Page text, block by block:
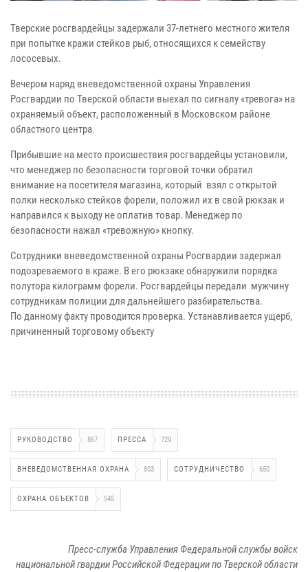
Тверские росгвардейцы задержали 37-летнего местного жителя
при попытке кражи стейков рыб, относящихся к семейству
лососевых.
Вечером наряд вневедомственной охраны Управления
Росгвардии по Тверской области выехал по сигналу «тревога» на
охраняемый объект, расположенный в Московском районе
областного центра.
Прибывшие на место происшествия росгвардейцы установили,
что менеджер по безопасности торговой точки обратил
внимание на посетителя магазина, который взял с открытой
полки несколько стейков форели, положил их в свой рюкзак и
направился к выходу не оплатив товар. Менеджер по
безопасности нажал «тревожную» кнопку.
Сотрудники вневедомственной охраны Росгвардии задержал
подозреваемого в краже. В его рюкзаке обнаружили порядка
полутора килограмм форели. Росгвардейцы передали мужчину
сотрудникам полиции для дальнейшего разбирательства.
По данному факту проводится проверка. Устанавливается ущерб,
причиненный торговому объекту
РУКОВОДСТВО 867 ПРЕССА 729
ВНЕВЕДОМСТВЕННАЯ ОХРАНА 803 СОТРУДНИЧЕСТВО 650
ОХРАНА ОБЪЕКТОВ 545
Пресс-служба Управления Федеральной службы войск
национальной гвардии Российской Федерации по Тверской области